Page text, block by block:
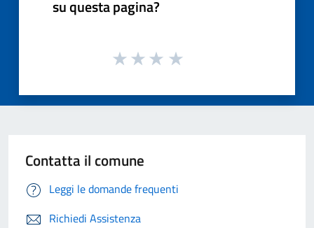
su questa pagina?
Contatta il comune
Leggi le domande frequenti
Richiedi Assistenza